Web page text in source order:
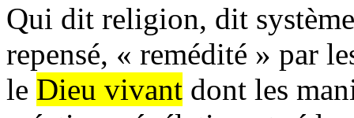
Qui dit religion, dit
repensé, « remédité » par
le Dieu vivant dont les